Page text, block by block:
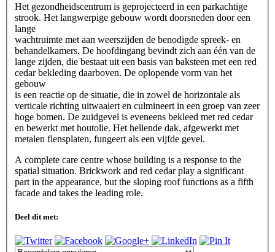
Het gezondheidscentrum is geprojecteerd in een parkachtige
strook. Het langwerpige gebouw wordt doorsneden door een
lange
wachtruimte met aan weerszijden de benodigde spreek- en
behandelkamers. De hoofdingang bevindt zich aan één van de
lange zijden, die bestaat uit een basis van baksteen met een red
cedar bekleding daarboven. De oplopende vorm van het
gebouw
is een reactie op de situatie, die in zowel de horizontale als
verticale richting uitwaaiert en culmineert in een groep van zeer
hoge bomen. De zuidgevel is eveneens bekleed met red cedar
en bewerkt met houtolie. Het hellende dak, afgewerkt met
metalen flensplaten, fungeert als een vijfde gevel.
A complete care centre whose building is a response to the
spatial situation. Brickwork and red cedar play a significant
part in the appearance, but the sloping roof functions as a fifth
facade and takes the leading role.
Deel dit met: